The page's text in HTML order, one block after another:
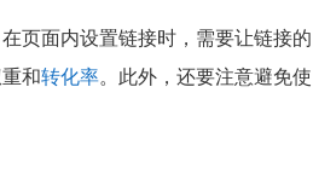
页面内设置链接时，需要让链接的
和转化率。此外，还要注意避免使